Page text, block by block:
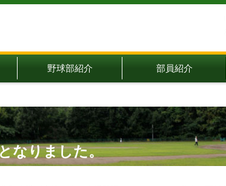
野球部紹介 部員紹介
なりました。